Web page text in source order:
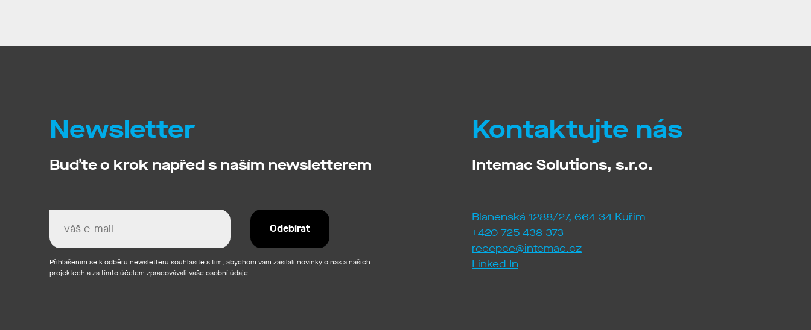
Newsletter
Buďte o krok napřed s naším newsletterem
Přihlášením se k odběru newsletteru souhlasíte s tím, abychom vám zasílali novinky o nás a našich
projektech a za tímto účelem zpracovávali vaše osobní údaje.
Kontaktujte nás
Intemac Solutions, s.r.o.
Blanenská 1288/27, 664 34 Kuřim
+420 725 438 373
recepce@intemac.cz
Linked-In